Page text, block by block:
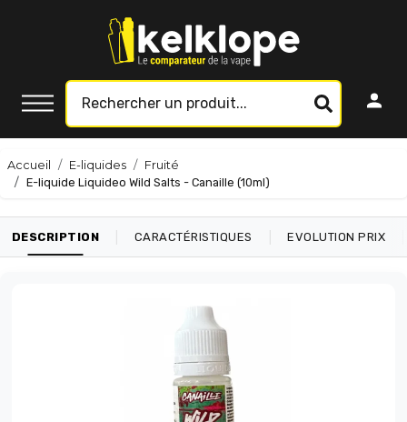
Accueil E-liquides
Fruité
E-liquide Liquideo Wild Salts - Canaille (10ml)
DESCRIPTION CARACTÉRISTIQUES EVOLUTION PRIX